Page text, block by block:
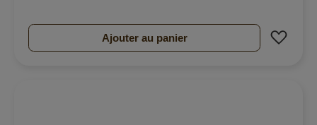
Ajouter au panier